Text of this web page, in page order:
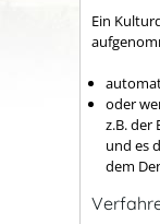
Ein
oder
z.B. der
und es
dem